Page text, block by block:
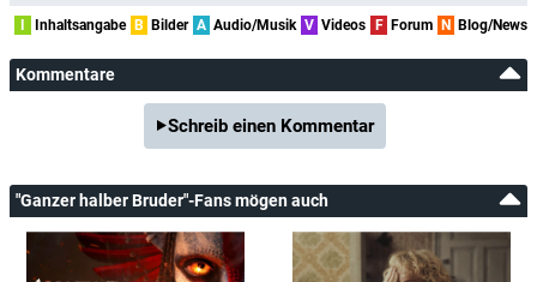
Inhaltsangabe B Bilder A Audio/Musik V Videos F Forum N Blog/News
Kommentare
Schreib einen Kommentar
"Ganzer halber Bruder"-Fans mögen auch